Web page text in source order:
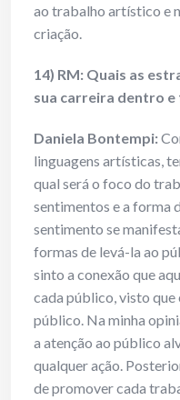
ao trabalho artístico e
criação.
14) RM: Quais as
sua carreira dentro e
Daniela Bontempi:
linguagens artísticas,
qual será o foco do
sentimentos e a forma
sentimento se
formas de levá-la ao
sinto a conexão que
cada público, visto
público. Na minha
a atenção ao público
qualquer ação.
de promover cada